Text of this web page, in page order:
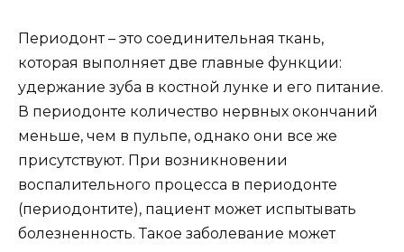
Периодонт – это соединительная ткань,
которая выполняет две главные функции:
удержание зуба в костной лунке и его питание.
В периодонте количество нервных окончаний
меньше, чем в пульпе, однако они все же
присутствуют. При возникновении
воспалительного процесса в периодонте
(периодонтите), пациент может испытывать
болезненность. Такое заболевание может